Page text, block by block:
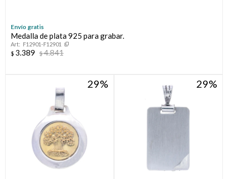
Envío gratis
Medalla de plata 925 para grabar.
F12901-F12901
$ 3.389 $4.841
29 29